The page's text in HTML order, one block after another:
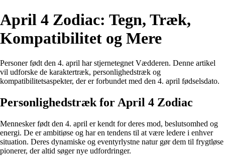
April 4 Zodiac: Tegn, Træk,
Kompatibilitet og Mere
Personer født den 4. april har stjernetegnet Vædderen. Denne artikel
vil udforske de karaktertræk, personlighedstræk og
kompatibilitetsaspekter, der er forbundet med den 4. april fødselsdato.
Personlighedstræk for April 4 Zodiac
Mennesker født den 4. april er kendt for deres mod, beslutsomhed og
energi. De er ambitiøse og har en tendens til at være ledere i enhver
situation. Deres dynamiske og eventyrlystne natur gør dem til frygtløse
pionerer, der altid søger nye udfordringer.